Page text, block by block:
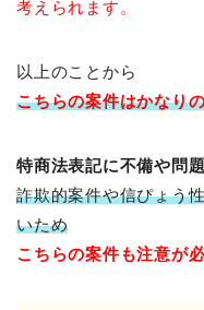
考えられます。
以上のことから
こちらの案件はかなり
特商法表記に不備や問
詐欺的案件や信ぴょう
いため
こちらの案件も注意が必